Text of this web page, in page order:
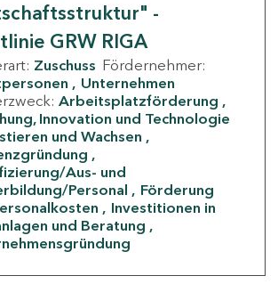
-
GRW RIGA
Zuschuss Fördernehmer:
Unternehmen
Arbeitsplatzförderung
Innovation und Technologie
und Wachsen
Aus- und
Personal
Förderung
Investitionen in
und Beratung